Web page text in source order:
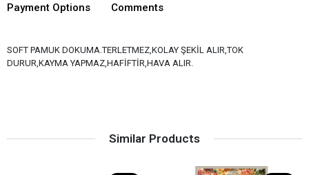
Payment Options Comments
SOFT PAMUK DOKUMA.TERLETMEZ,KOLAY ŞEKİL ALIR,TOK
DURUR,KAYMA YAPMAZ,HAFİFTİR,HAVA ALIR.
Similar Products